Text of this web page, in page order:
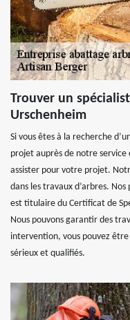
Trouver un
Urschenheim
Si vous êtes à la recherche
projet auprès de notre service
assister pour votre projet.
dans les travaux d’arbres.
est titulaire du Certificat de
Nous pouvons garantir des
intervention, vous pouvez
sérieux et qualifiés.